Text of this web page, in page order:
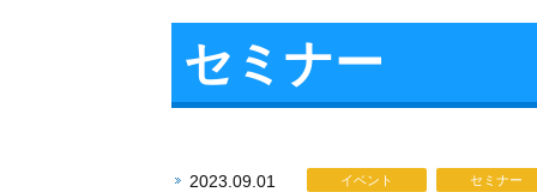
セミナー
2023.09.01 イベント セミナー